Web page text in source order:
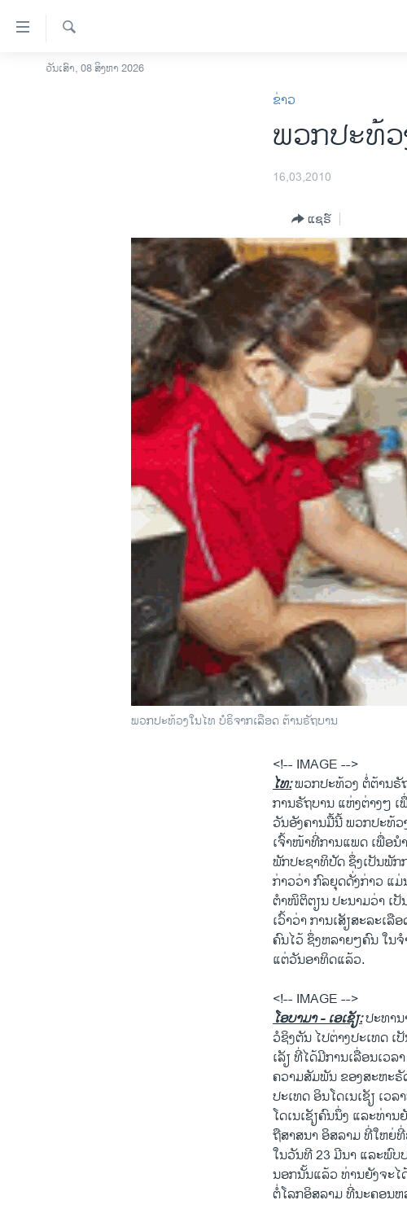
ລິ້ງ
ສຳຫລັບ
ໂຮມເພຈ
ອິດສະຫຼະພາບດ້ານການຂ່າວ
ວິທະຍາສາດ-ເທັກໂນໂລຈີ
ຄົ້ນຫາ
ວັນເສົາ, 08 ສິງຫາ 2026
ຂ່າວ
ພວກປະທ້
16,03,2010
ແຊຣ໌
ພວກປະທ້ວງໃນໄທ ບໍຣິຈາກເລືອດ ຕ້ານຣັຖບານ
<!-- IMAGE -->
ໄທ:ພວກປະທ້ວງ ຕໍ່ຕ້ານຣັ
ການຣັຖບານ ແຫ່ງຕ່າງໆ ​ເ
ວັນອັງຄານມື້ນີ້ ພວກປະທ້ວ
ເຈົ້າໜ້າທີ່ການແພດ ເພື່ອນ
ພັກປະຊາທິປັດ ຊຶ່ງເປັນພັກ
ກ່າວວ່າ ກົລຍຸດດັ່ງກ່າວ ແ
ຕຳໜິຕິຕຽນ ປະນາມວ່າ ເ
ເວົ້າວ່າ ການເສັຽສະລະເ
ຄົນ​ໄວ້ ຊຶ່ງຫລາຍໆຄົນ ​ໃນ
ແຕ່ວັນອາທິດແລ້ວ.
<!-- IMAGE -->
ໂອບາມາ - ເອເຊັຽ:ປະທານ
ວໍຊິງຕັນ ໄປຕ່າງປະເທດ ເ
ເລັຽ ທີ່ໄດ້ມີການເລື່ອນເວ
ຄວາມສັມພັນ ຂອງສະຫະຣັ
ປະເທດ ອິນໂດເນເຊັຽ ​ເ
ໂດເນເຊັຽຄົນນຶ່ງ ແລະທ່າ
ຖືສາສນາ ອິສລາມ ທີ່ໃຫຍ່
ໃນວັນທີ 23 ມີນາ ແລະພົບ
ນອກນັ້ນແລ້ວ ທ່ານຍັງຈະໄ
ຕໍ່ໂລກອິສລາມ ທີ່ນະຄອນຫ